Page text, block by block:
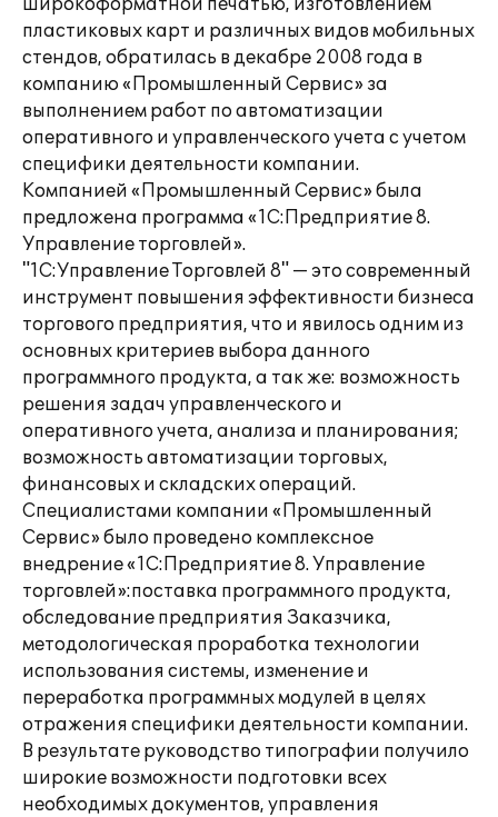
широкоформатной печатью, изготовлением
пластиковых карт и различных видов мобильных
стендов, обратилась в декабре 2008 года в
компанию «Промышленный Сервис» за
выполнением работ по автоматизации
оперативного и управленческого учета с учетом
специфики деятельности компании.
Компанией «Промышленный Сервис» была
предложена программа «1С:Предприятие 8.
Управление торговлей».
"1С:Управление Торговлей 8" — это современный
инструмент повышения эффективности бизнеса
торгового предприятия, что и явилось одним из
основных критериев выбора данного
программного продукта, а так же: возможность
решения задач управленческого и
оперативного учета, анализа и планирования;
возможность автоматизации торговых,
финансовых и складских операций.
Специалистами компании «Промышленный
Сервис» было проведено комплексное
внедрение «1С:Предприятие 8. Управление
торговлей»:поставка программного продукта,
обследование предприятия Заказчика,
методологическая проработка технологии
использования системы, изменение и
переработка программных модулей в целях
отражения специфики деятельности компании.
В результате руководство типографии получило
широкие возможности подготовки всех
необходимых документов, управления